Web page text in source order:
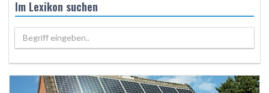
Im Lexikon suchen
Begriff eingeben..